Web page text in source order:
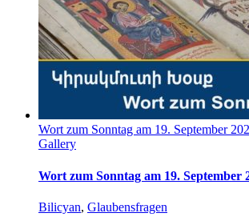
Wort zum Sonntag am 19. September
Gallery
Wort zum Sonntag am 19. September
Bilicyan, Glaubensfragen